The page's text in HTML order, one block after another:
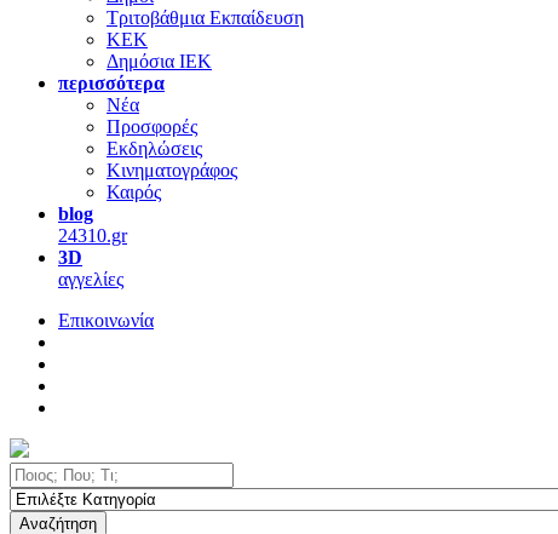
Τριτοβάθμια Εκπαίδευση
ΚΕΚ
Δημόσια ΙΕΚ
περισσότερα
Νέα
Προσφορές
Εκδηλώσεις
Κινηματογράφος
Καιρός
blog
24310.gr
3D
αγγελίες
Επικοινωνία
Αναζήτηση